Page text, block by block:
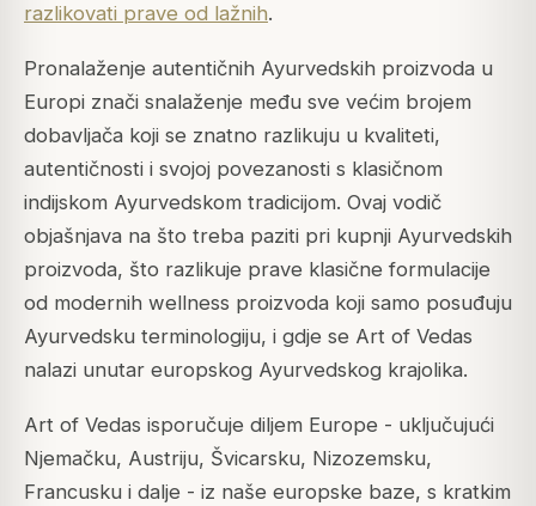
razlikovati prave od lažnih.
Pronalaženje autentičnih Ayurvedskih proizvoda u
Europi znači snalaženje među sve većim brojem
dobavljača koji se znatno razlikuju u kvaliteti,
autentičnosti i svojoj povezanosti s klasičnom
indijskom Ayurvedskom tradicijom. Ovaj vodič
objašnjava na što treba paziti pri kupnji Ayurvedskih
proizvoda, što razlikuje prave klasične formulacije
od modernih wellness proizvoda koji samo posuđuju
Ayurvedsku terminologiju, i gdje se Art of Vedas
nalazi unutar europskog Ayurvedskog krajolika.
Art of Vedas isporučuje diljem Europe - uključujući
Njemačku, Austriju, Švicarsku, Nizozemsku,
Francusku i dalje - iz naše europske baze, s kratkim